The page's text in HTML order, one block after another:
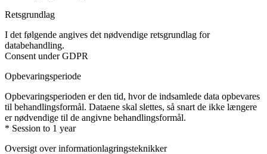
Retsgrundlag
I det følgende angives det nødvendige retsgrundlag for
databehandling.
Consent under GDPR
Opbevaringsperiode
Opbevaringsperioden er den tid, hvor de indsamlede data opbevares
til behandlingsformål. Dataene skal slettes, så snart de ikke længere
er nødvendige til de angivne behandlingsformål.
* Session to 1 year
Oversigt over informationlagringsteknikker